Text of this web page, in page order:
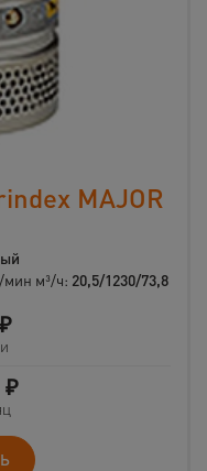
MAJOR
мин м³/ч: 20,5/1230/73,8
₽
₽